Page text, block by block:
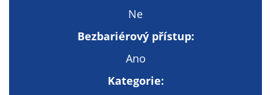
Ne
Bezbariérový přístup:
Ano
Kategorie:
Váš souhlas s
cookies na